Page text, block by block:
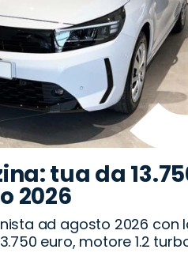
tua da
2026
ad agosto 2026 con
euro, motore 1.2